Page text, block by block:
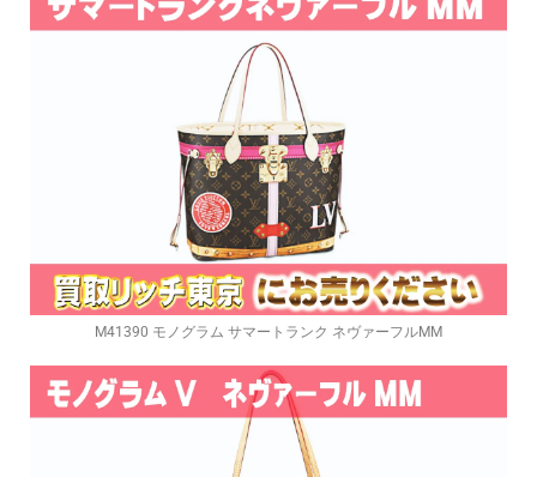
M41390 モノグラム サマートランク ネヴァーフルMM